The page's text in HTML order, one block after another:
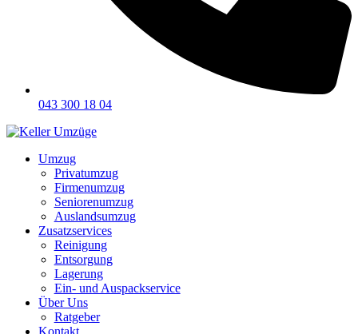
043 300 18 04
Umzug
Privatumzug
Firmenumzug
Seniorenumzug
Auslandsumzug
Zusatzservices
Reinigung
Entsorgung
Lagerung
Ein- und Auspackservice
Über Uns
Ratgeber